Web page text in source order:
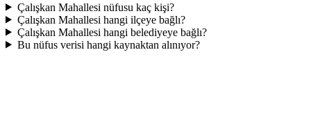
Çalışkan Mahallesi nüfusu kaç kişi?
Çalışkan Mahallesi hangi ilçeye bağlı?
Çalışkan Mahallesi hangi belediyeye bağlı?
Bu nüfus verisi hangi kaynaktan alınıyor?